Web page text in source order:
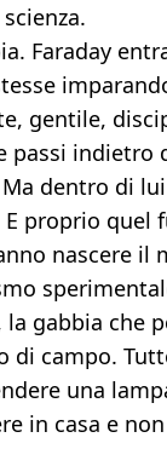
Faraday
gentile,
passi indietro
dentro di lui
proprio quel
nascere il
gabbia che
di campo.
una
in casa e